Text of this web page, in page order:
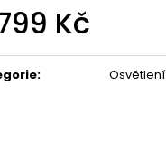
Kč
: Osvětlení